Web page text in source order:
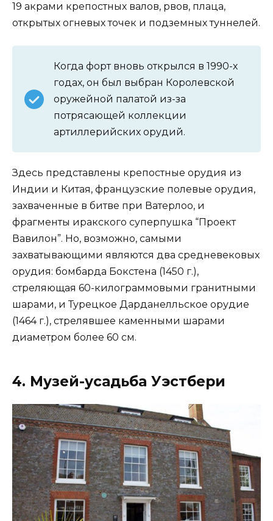
19 акрами крепостных валов, рвов, плаца,
открытых огневых точек и подземных туннелей.
Когда форт вновь открылся в 1990-х
годах, он был выбран Королевской
оружейной палатой из-за
потрясающей коллекции
артиллерийских орудий.
Здесь представлены крепостные орудия из
Индии и Китая, французские полевые орудия,
захваченные в битве при Ватерлоо, и
фрагменты иракского суперпушка “Проект
Вавилон”. Но, возможно, самыми
захватывающими являются два средневековых
орудия: бомбарда Бокстена (1450 г.),
стреляющая 60-килограммовыми гранитными
шарами, и Турецкое Дарданелльское орудие
(1464 г.), стрелявшее каменными шарами
диаметром более 60 см.
4. Музей-усадьба Уэстбери